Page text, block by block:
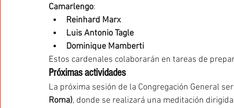
Camarlengo:
Reinhard Marx
Luis Antonio Tagle
Dominique Mamberti
Estos cardenales colaborarán en tareas de
Próximas actividades
La próxima sesión de la Congregación General
Roma), donde se realizará una meditación